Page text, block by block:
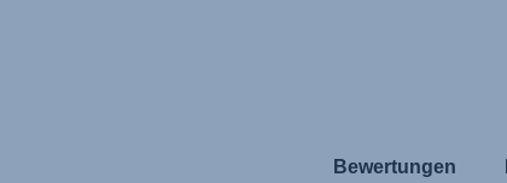
Bewertungen